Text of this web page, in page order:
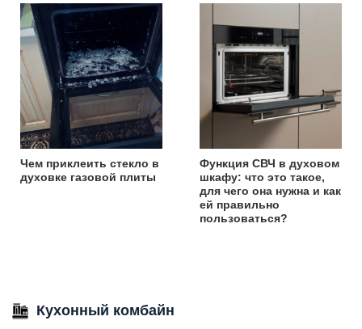
Чем приклеить стекло в
духовке газовой плиты
Функция СВЧ в духовом
шкафу: что это такое,
для чего она нужна и как
ей правильно
пользоваться?
Кухонный комбайн